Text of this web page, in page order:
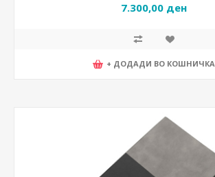
7.300,00 ден
+ ДОДАДИ ВО КОШНИЧКА